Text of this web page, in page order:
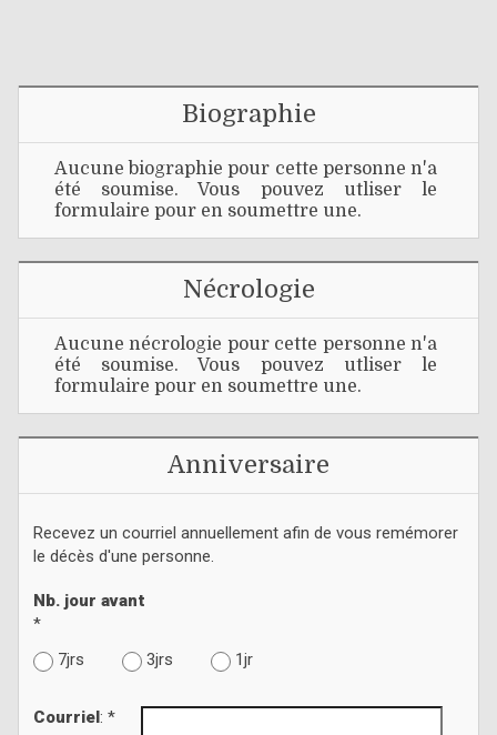
Biographie
Aucune biographie pour cette personne n'a
été soumise. Vous pouvez utliser le
formulaire pour en soumettre une.
Nécrologie
Aucune nécrologie pour cette personne n'a
été soumise. Vous pouvez utliser le
formulaire pour en soumettre une.
Anniversaire
Recevez un courriel annuellement afin de vous remémorer
le décès d'une personne.
Nb. jour avant
*
7jrs
3jrs 1jr
Courriel: *